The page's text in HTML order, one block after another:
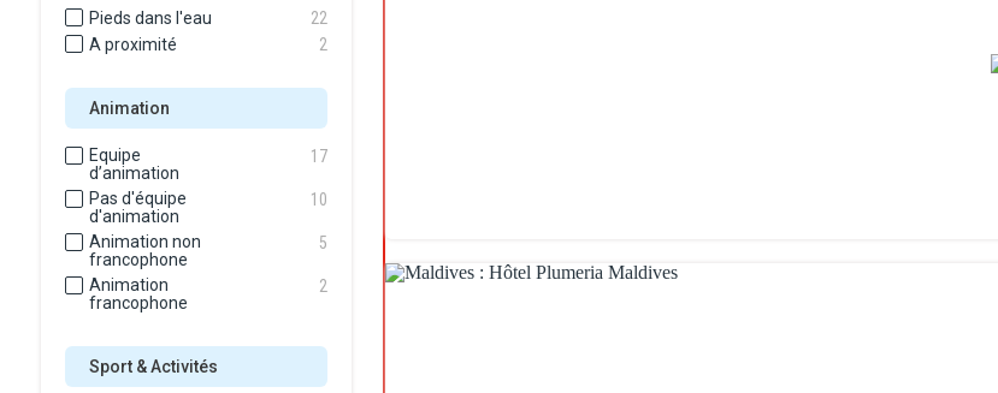
Pieds dans l'eau
22
A proximité
2
Animation
Equipe
d’animation
17
Pas d'équipe
d'animation
10
Animation non
francophone
5
Animation
francophone
2
Sport & Activités